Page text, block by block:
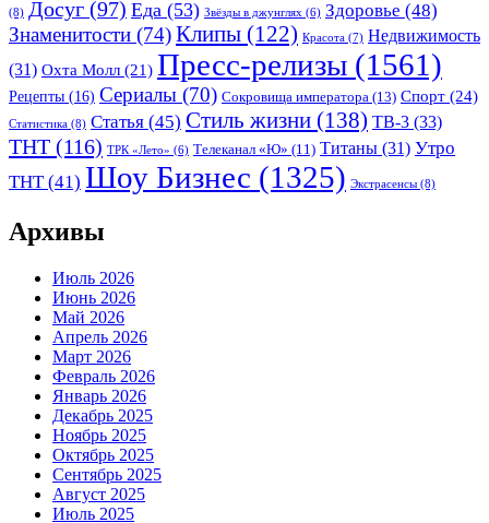
(8) Досуг (97) Еда (53) Звёзды в джунглях (6) Здоровье (48)
Знаменитости (74)Клипы (122) Красота (7) Недвижимость
(31) Охта Молл (21) Пресс-релизы (1561)
Рецепты (16) Сериалы (70) Сокровища императора (13) Спорт (24)
Статистика (8) Статья (45) Стиль жизни (138) ТВ-3 (33)
ТНТ (116) ТРК «Лето» (6) Телеканал «Ю» (11) Титаны (31) Утро
ТНТ(41) Шоу Бизнес (1325) Экстрасенсы (8)
Архивы
Июль 2026
Июнь 2026
Май 2026
Апрель 2026
Март 2026
Февраль 2026
Январь 2026
Декабрь 2025
Ноябрь 2025
Октябрь 2025
Сентябрь 2025
Август 2025
Июль 2025